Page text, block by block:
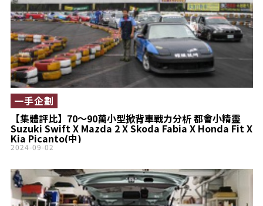
【集體評比】70～90萬小型掀背車戰力分析 都會小精靈
Suzuki Swift X Mazda 2 X Skoda Fabia X Honda Fit X
Kia Picanto(中)
一手企劃
2024-09-02